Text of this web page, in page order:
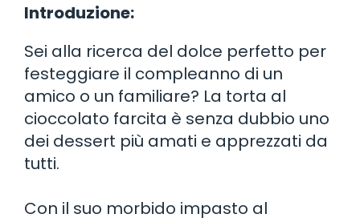
Introduzione:
Sei alla ricerca del dolce perfetto per
festeggiare il compleanno di un
amico o un familiare? La torta al
cioccolato farcita è senza dubbio uno
dei dessert più amati e apprezzati da
tutti.
Con il suo morbido impasto al